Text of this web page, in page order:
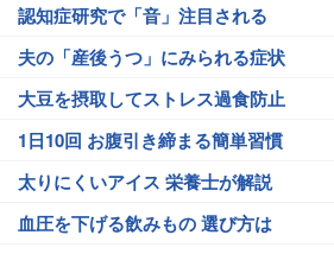
認知症研究で「音」注目される
夫の「産後うつ」にみられる症状
大豆を摂取してストレス過食防止
1日10回 お腹引き締まる簡単習慣
太りにくいアイス 栄養士が解説
血圧を下げる飲みもの 選び方は